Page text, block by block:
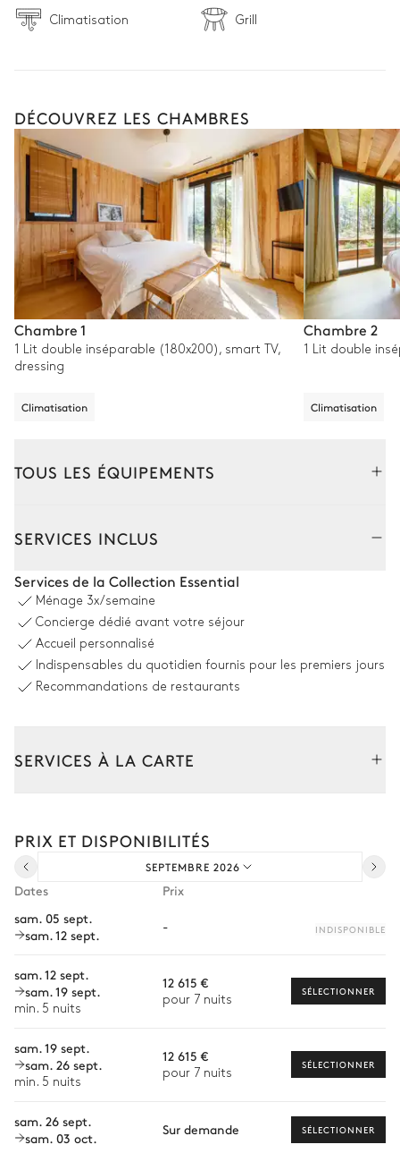
Climatisation Grill
DÉCOUVREZ LES CHAMBRES
Chambre 1
1 Lit double inséparable (180x200), smart TV,
dressing
Climatisation
Chambre 2
1 Lit double
Climatisation
TOUS LES ÉQUIPEMENTS
Vue sur le jardin
Piscine
Chauffable · Au sel
Dimensions : L = 8m, l = 4m
12 places
Plancha
2Fauteuils
Buanderie
Sèche linge
Table à repasser
SERVICES INCLUS
Services de la Collection Essential
Ménage 3x/semaine
Concierge dédié avant votre séjour
Accueil personnalisé
Indispensables du quotidien fournis pour les premiers jours
Recommandations de restaurants
SERVICES À LA CARTE
Transfert à l'arrivée et au départ
Courses livrées avant l'arrivée
Chef à domicile
Bien-être à domicile
Location de vélo
Les services proposés peuvent varier selon la saison, la
destination ou la disponibilité. Notre conciergerie vous guidera
PRIX ET DISPONIBILITÉS
SEPTEMBRE 2026
Dates
Prix
sam. 05 sept.
sam. 12 sept.
- INDISPONIBLE
sam. 12 sept.
sam. 19 sept.
min. 5 nuits
12 615 €
pour 7 nuits
SÉLECTIONNER
sam. 19 sept.
sam. 26 sept.
min. 5 nuits
12 615 €
pour 7 nuits
SÉLECTIONNER
sam. 26 sept.
sam. 03 oct.
Sur demande SÉLECTIONNER